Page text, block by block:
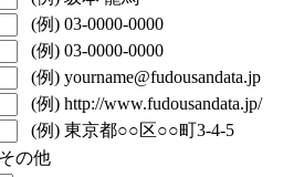
(例) 03-0000-0000
(例) 03-0000-0000
(例) yourname@fudousandata.jp
(例) http://www.fudousandata.jp/
(例) 東京都○○区○○町3-4-5
その他